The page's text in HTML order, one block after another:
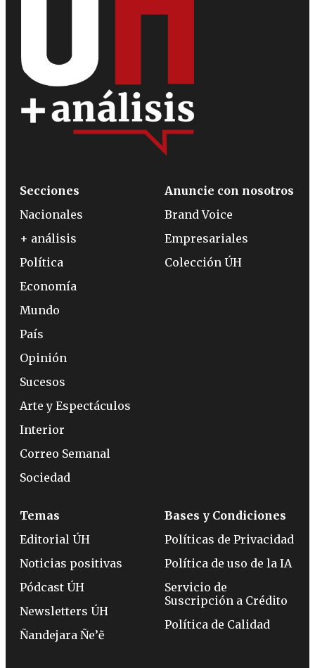
Secciones
Nacionales
+ análisis
Política
Economía
Mundo
País
Opinión
Sucesos
Arte y Espectáculos
Interior
Correo Semanal
Sociedad
Anuncie con nosotros
Brand Voice
Empresariales
Colección ÚH
Temas
Editorial ÚH
Noticias positivas
Pódcast ÚH
Newsletters ÚH
Ñandejara Ñe’ẽ
Bases y Condiciones
Políticas de Privacidad
Política de uso de la IA
Servicio de
Suscripción a Crédito
Política de Calidad